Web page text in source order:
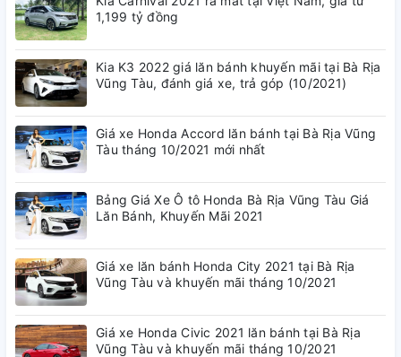
1,199 tỷ đồng
Kia K3 2022 giá lăn bánh khuyến mãi tại Bà Rịa
Vũng Tàu, đánh giá xe, trả góp (10/2021)
Giá xe Honda Accord lăn bánh tại Bà Rịa Vũng
Tàu tháng 10/2021 mới nhất
Bảng Giá Xe Ô tô Honda Bà Rịa Vũng Tàu Giá
Lăn Bánh, Khuyến Mãi 2021
Giá xe lăn bánh Honda City 2021 tại Bà Rịa
Vũng Tàu và khuyến mãi tháng 10/2021
Giá xe Honda Civic 2021 lăn bánh tại Bà Rịa
Vũng Tàu và khuyến mãi tháng 10/2021